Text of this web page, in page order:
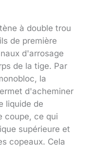
à double trou
de première
d'arrosage
de la tige. Par
la
d'acheminer
liquide de
coupe, ce qui
supérieure et
copeaux. Cela